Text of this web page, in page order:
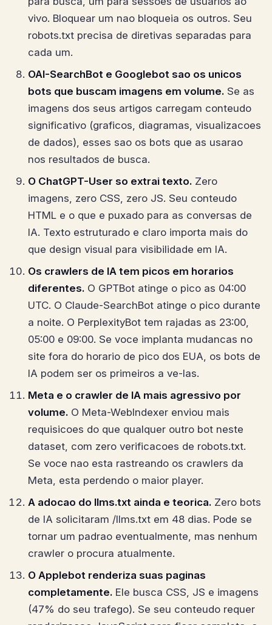
vivo. Bloquear um nao bloqueia os outros. Seu
robots.txt precisa de diretivas separadas para
cada um.
OAI-SearchBot e Googlebot sao os unicos
bots que buscam imagens em volume. Se as
imagens dos seus artigos carregam conteudo
significativo (graficos, diagramas, visualizacoes
de dados), esses sao os bots que as usarao
nos resultados de busca.
O ChatGPT-User so extrai texto. Zero
imagens, zero CSS, zero JS. Seu conteudo
HTML e o que e puxado para as conversas de
IA. Texto estruturado e claro importa mais do
que design visual para visibilidade em IA.
Os crawlers de IA tem picos em horarios
diferentes. O GPTBot atinge o pico as 04:00
UTC. O Claude-SearchBot atinge o pico durante
a noite. O PerplexityBot tem rajadas as 23:00,
05:00 e 09:00. Se voce implanta mudancas no
site fora do horario de pico dos EUA, os bots de
IA podem ser os primeiros a ve-las.
Meta e o crawler de IA mais agressivo por
volume. O Meta-WebIndexer enviou mais
requisicoes do que qualquer outro bot neste
dataset, com zero verificacoes de robots.txt.
Se voce nao esta rastreando os crawlers da
Meta, esta perdendo o maior player.
A adocao do llms.txt ainda e teorica. Zero bots
de IA solicitaram /llms.txt em 48 dias. Pode se
tornar um padrao eventualmente, mas nenhum
crawler o procura atualmente.
O Applebot renderiza suas paginas
completamente. Ele busca CSS, JS e imagens
(47% do seu trafego). Se seu conteudo requer